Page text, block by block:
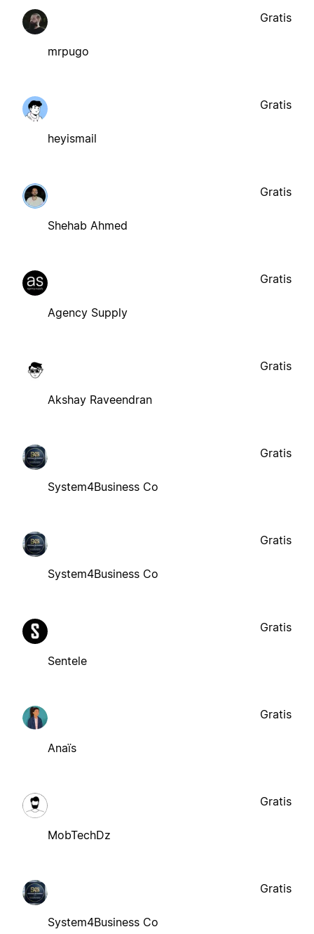
mrpugo
Gratis
heyismail
Gratis
Shehab Ahmed
Gratis
Agency Supply
Gratis
Akshay Raveendran
Gratis
System4Business Co
Gratis
System4Business Co
Gratis
Sentele
Gratis
Anaïs
Gratis
MobTechDz
Gratis
System4Business Co
Gratis